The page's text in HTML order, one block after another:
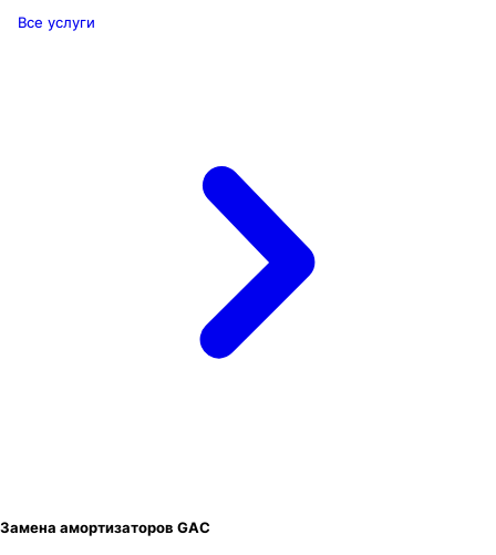
Все услуги
Замена амортизаторов GAC